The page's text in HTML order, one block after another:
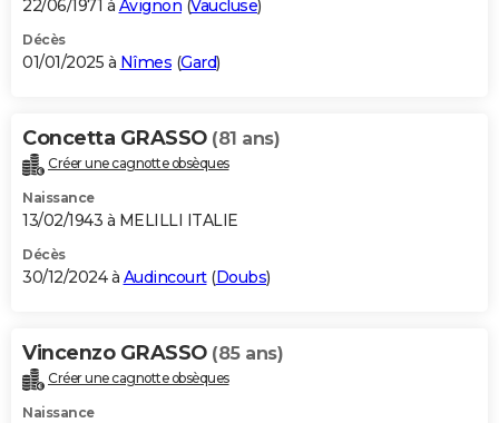
22/06/1971 à Avignon (Vaucluse)
Décès
01/01/2025 à Nîmes (Gard)
Concetta GRASSO (81 ans)
Créer une cagnotte obsèques
Naissance
13/02/1943 à MELILLI ITALIE
Décès
30/12/2024 à Audincourt(Doubs)
Vincenzo GRASSO (85 ans)
Créer une cagnotte obsèques
Naissance